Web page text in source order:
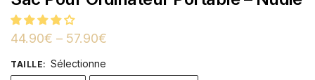
44.90€ – 57.90€
TAILLE: Sélectionne